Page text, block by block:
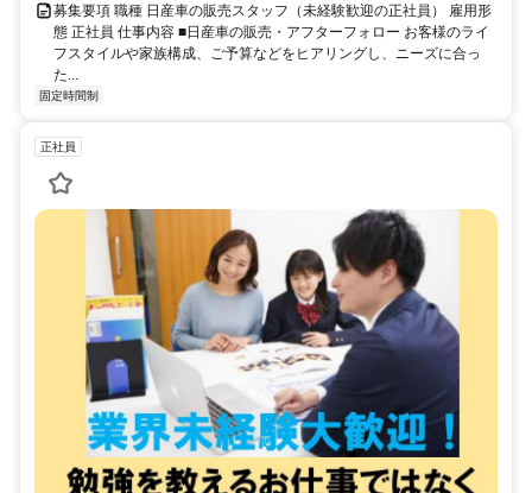
募集要項 職種 日産車の販売スタッフ（未経験歓迎の正社員） 雇用形
態 正社員 仕事内容 ■日産車の販売・アフターフォロー お客様のライ
フスタイルや家族構成、ご予算などをヒアリングし、ニーズに合っ
た...
固定時間制
正社員